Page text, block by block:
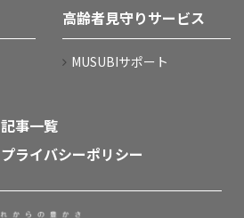
高齢者見守りサービス
MUSUBIサポート
記事一覧
プライバシーポリシー